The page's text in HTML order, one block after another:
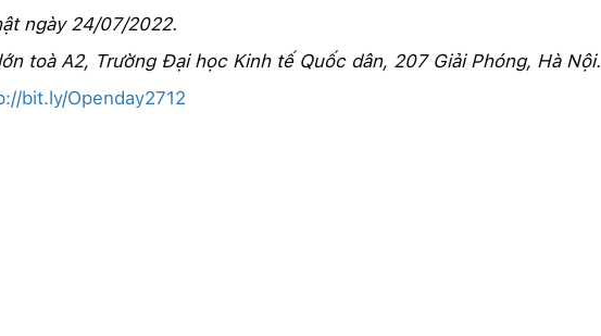
ngày 24/07/2022.
toà A2, Trường Đại học Kinh tế Quốc dân, 207 Giải Phóng, Hà Nội.
bit.ly/Openday2712